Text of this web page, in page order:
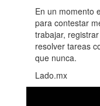
En un momento
para contestar
trabajar,
resolver tareas
que nunca.
Lado.mx